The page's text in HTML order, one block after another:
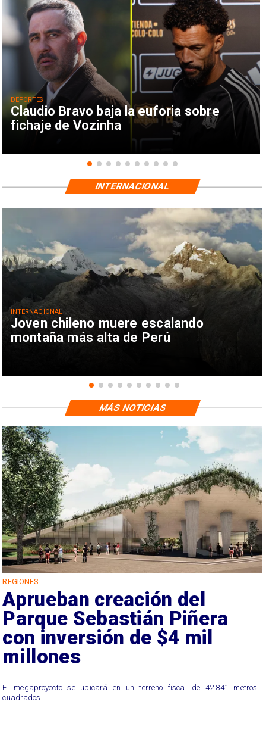
Claudio Bravo baja la euforia sobre
fichaje de Vozinha
DEPORTES
Joven chileno muere escalando
montaña más alta de Perú
INTERNACIONAL
INTERNACIONAL
REGIONES
Aprueban creación del
Parque Sebastián Piñera
con inversión de $4 mil
millones
El megaproyecto se ubicará en un terreno fiscal de 42.841 metros
cuadrados.
MÁS NOTICIAS